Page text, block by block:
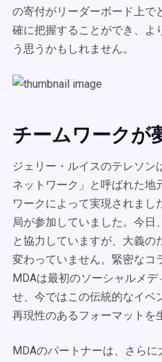
の寄付がリーダーボード上で
確に把握することができ、よ
う思うかもしれません。
チームワークが
ジェリー・ルイスのテレソン
ネットワーク」と呼ばれた地
ワークによって実現されまし
局が参加していました。今日
と協力していますが、大義の
変わっていません。緊密なコ
MDAは最初のソーシャルメ
せ、今ではこの伝統的なイベ
再現性のあるフォーマットを
MDAのパートナーは、さら